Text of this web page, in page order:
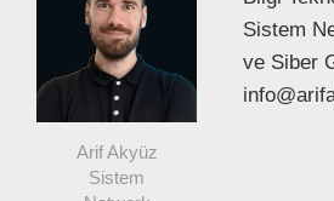
Arif Akyüz
Sistem
Sistem
ve Siber